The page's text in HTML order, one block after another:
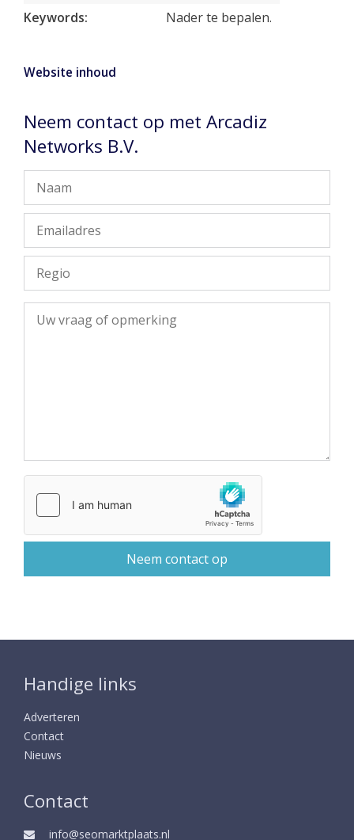
Keywords: Nader te bepalen.
Website inhoud
Neem contact op met Arcadiz
Networks B.V.
Handige links
Adverteren
Contact
Nieuws
Contact
info@seomarktplaats.nl